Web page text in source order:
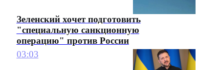
Зеленский хочет подготовить
"специальную санкционную
операцию" против России
03:03